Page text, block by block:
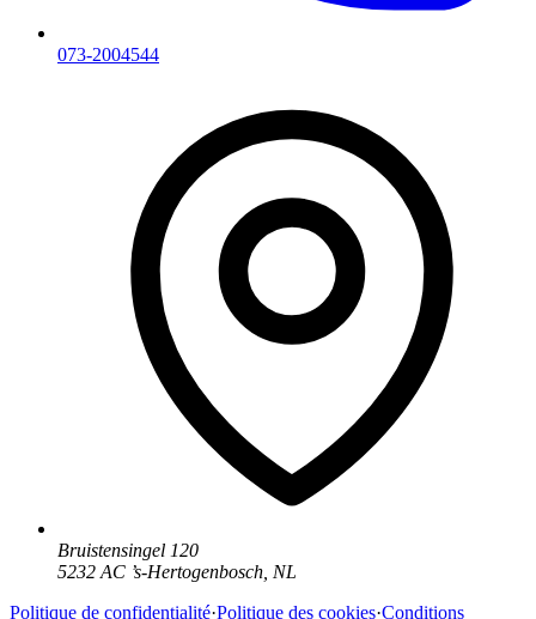
073-2004544
Bruistensingel 120
5232 AC ’s-Hertogenbosch NL
Politique de confidentialité·Politique des cookies·Conditions